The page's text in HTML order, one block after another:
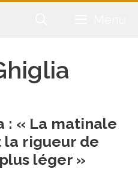
: « La matinale
la rigueur de
léger »